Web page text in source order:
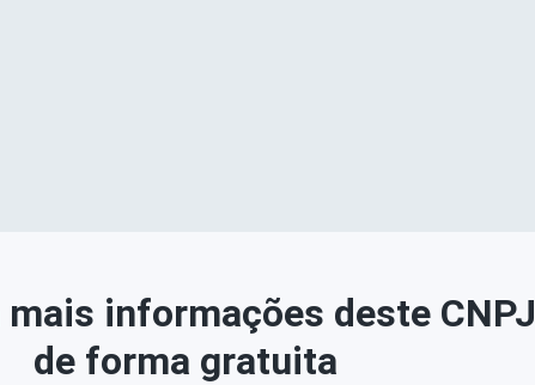
mais informações deste CNPJ
de forma gratuita